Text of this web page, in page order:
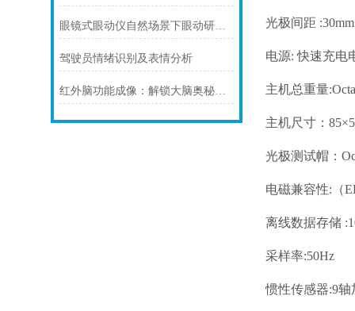
眼镜式眼动仪自然场景下眼动研究的革新工具
驾驶员情绪识别及表情分析
红外脑功能成像：解锁大脑奥秘的“透视镜”
光极间距 :30mm
电源: 快速充电
主机总重量
主机尺寸：
光极测试帽：
电磁兼容性:（
离线数据存储
采样率:50Hz
惯性传感器:9轴